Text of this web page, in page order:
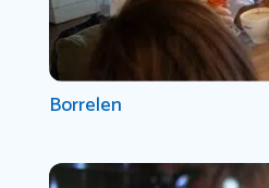
Borrelen